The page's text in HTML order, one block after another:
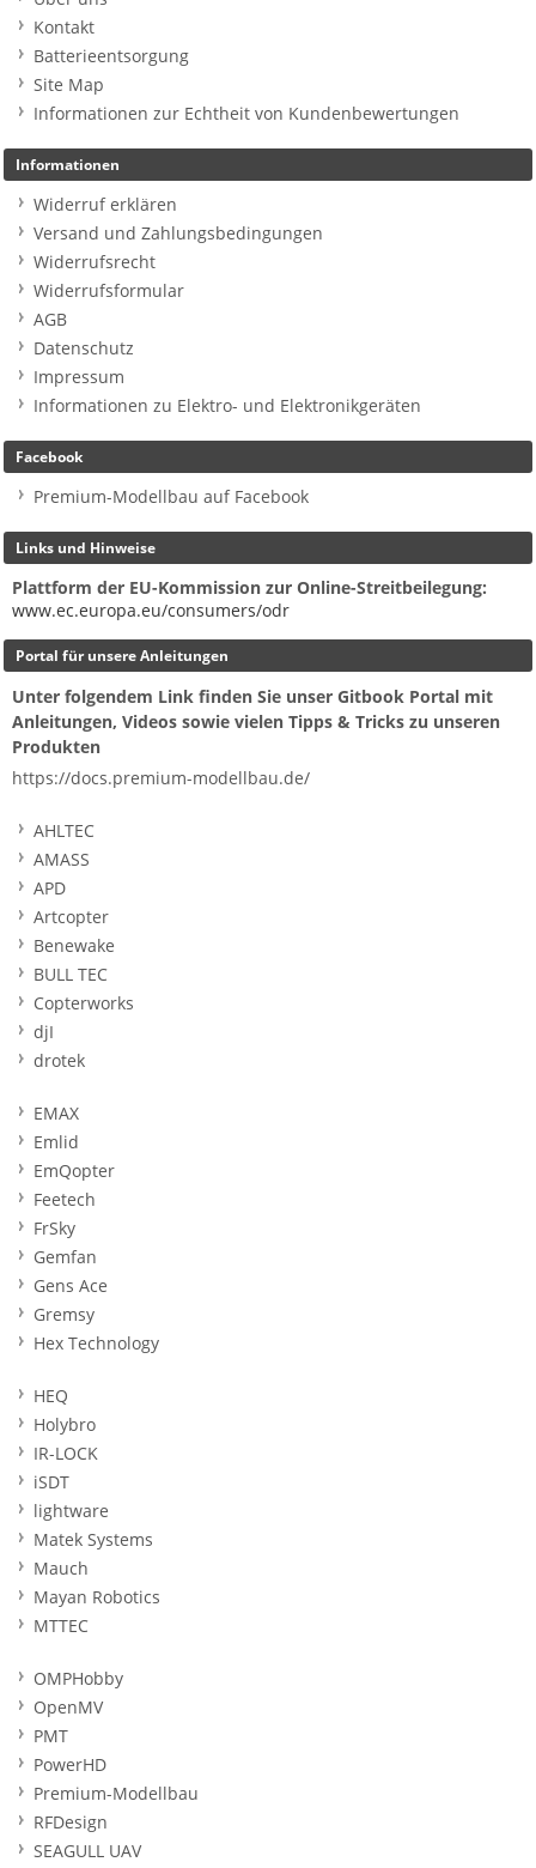
Kontakt
Batterieentsorgung
Site Map
Informationen zur Echtheit von Kundenbewertungen
Informationen
Widerruf erklären
Versand und Zahlungsbedingungen
Widerrufsrecht
Widerrufsformular
AGB
Datenschutz
Impressum
Informationen zu Elektro- und Elektronikgeräten
Facebook
Premium-Modellbau auf Facebook
Links und Hinweise
Plattform der EU-Kommission zur Online-Streitbeilegung:
www.ec.europa.eu/consumers/odr
Portal für unsere Anleitungen
Unter folgendem Link finden Sie unser Gitbook Portal mit
Anleitungen, Videos sowie vielen Tipps & Tricks zu unseren
Produkten
https://docs.premium-modellbau.de/
AHLTEC
AMASS
APD
Artcopter
Benewake
BULL TEC
Copterworks
djI
drotek
EMAX
Emlid
EmQopter
Feetech
FrSky
Gemfan
Gens Ace
Gremsy
Hex Technology
HEQ
Holybro
IR-LOCK
iSDT
lightware
Matek Systems
Mauch
Mayan Robotics
MTTEC
OMPHobby
OpenMV
PMT
PowerHD
Premium-Modellbau
RFDesign
SEAGULL UAV